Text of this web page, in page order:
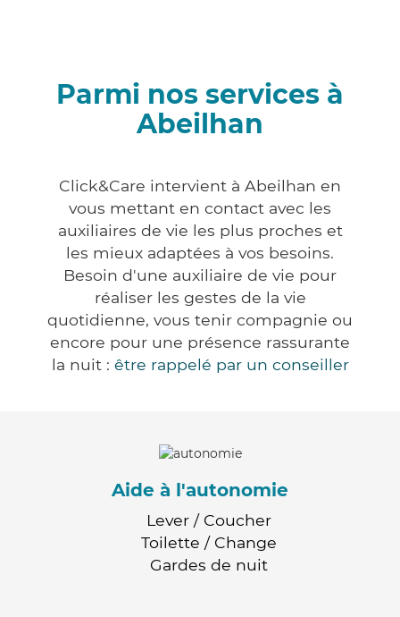
Parmi nos services à
Abeilhan
Click&Care intervient à Abeilhan en
vous mettant en contact avec les
auxiliaires de vie les plus proches et
les mieux adaptées à vos besoins.
Besoin d'une auxiliaire de vie pour
réaliser les gestes de la vie
quotidienne, vous tenir compagnie ou
encore pour une présence rassurante
la nuit : être rappelé par un conseiller
Aide à l'autonomie
Lever / Coucher
Toilette / Change
Gardes de nuit